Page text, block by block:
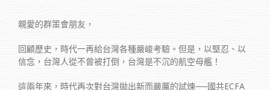
親愛的群策會朋友，
回顧歷史，時代一再給台灣各種嚴峻考驗。但是，以堅忍、以
信念，台灣人從不曾被打倒，台灣是不沉的航空母艦！
這兩年來，時代再次對台灣拋出新而嚴厲的試煉──國共ECFA